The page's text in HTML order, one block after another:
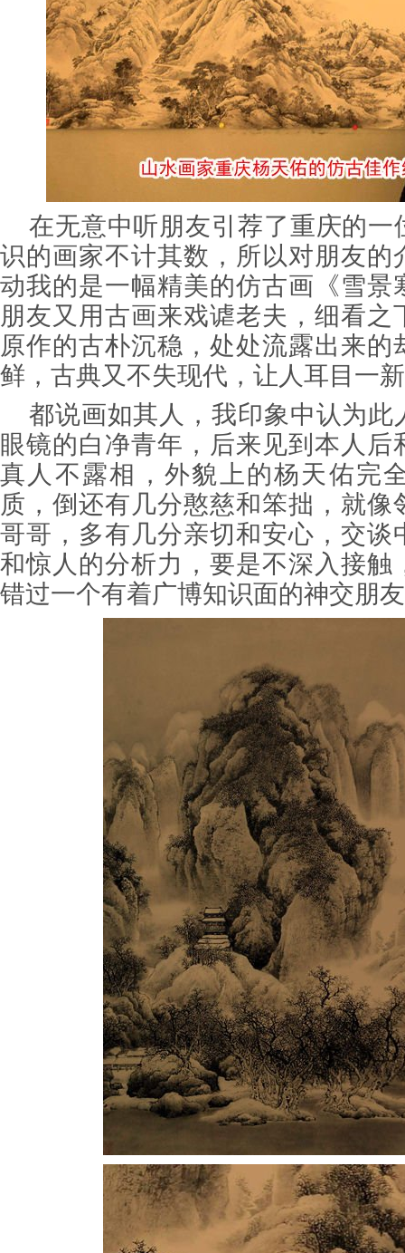
在无意中听朋友引荐了重庆的一
识的画家不计其数，所以对朋友的
动我的是一幅精美的仿古画《雪景
朋友又用古画来戏谑老夫，细看之
原作的古朴沉稳，处处流露出来的
鲜，古典又不失现代，让人耳目一
都说画如其人，我印象中认为此
眼镜的白净青年，后来见到本人后
真人不露相，外貌上的杨天佑完
质，倒还有几分憨慈和笨拙，就像
哥哥，多有几分亲切和安心，交谈
和惊人的分析力，要是不深入接触
错过一个有着广博知识面的神交朋